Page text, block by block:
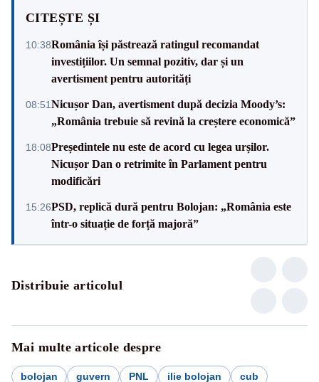
CITEȘTE ȘI
10:38România își păstrează ratingul recomandat
investițiilor. Un semnal pozitiv, dar și un
avertisment pentru autorități
08:51Nicușor Dan, avertisment după decizia Moody’s:
„România trebuie să revină la creștere economică”
18:08Președintele nu este de acord cu legea urșilor.
Nicușor Dan o retrimite în Parlament pentru
modificări
15:26PSD, replică dură pentru Bolojan: „România este
într-o situație de forță majoră”
Distribuie articolul
Mai multe articole despre
bolojan guvern PNL ilie bolojan cub